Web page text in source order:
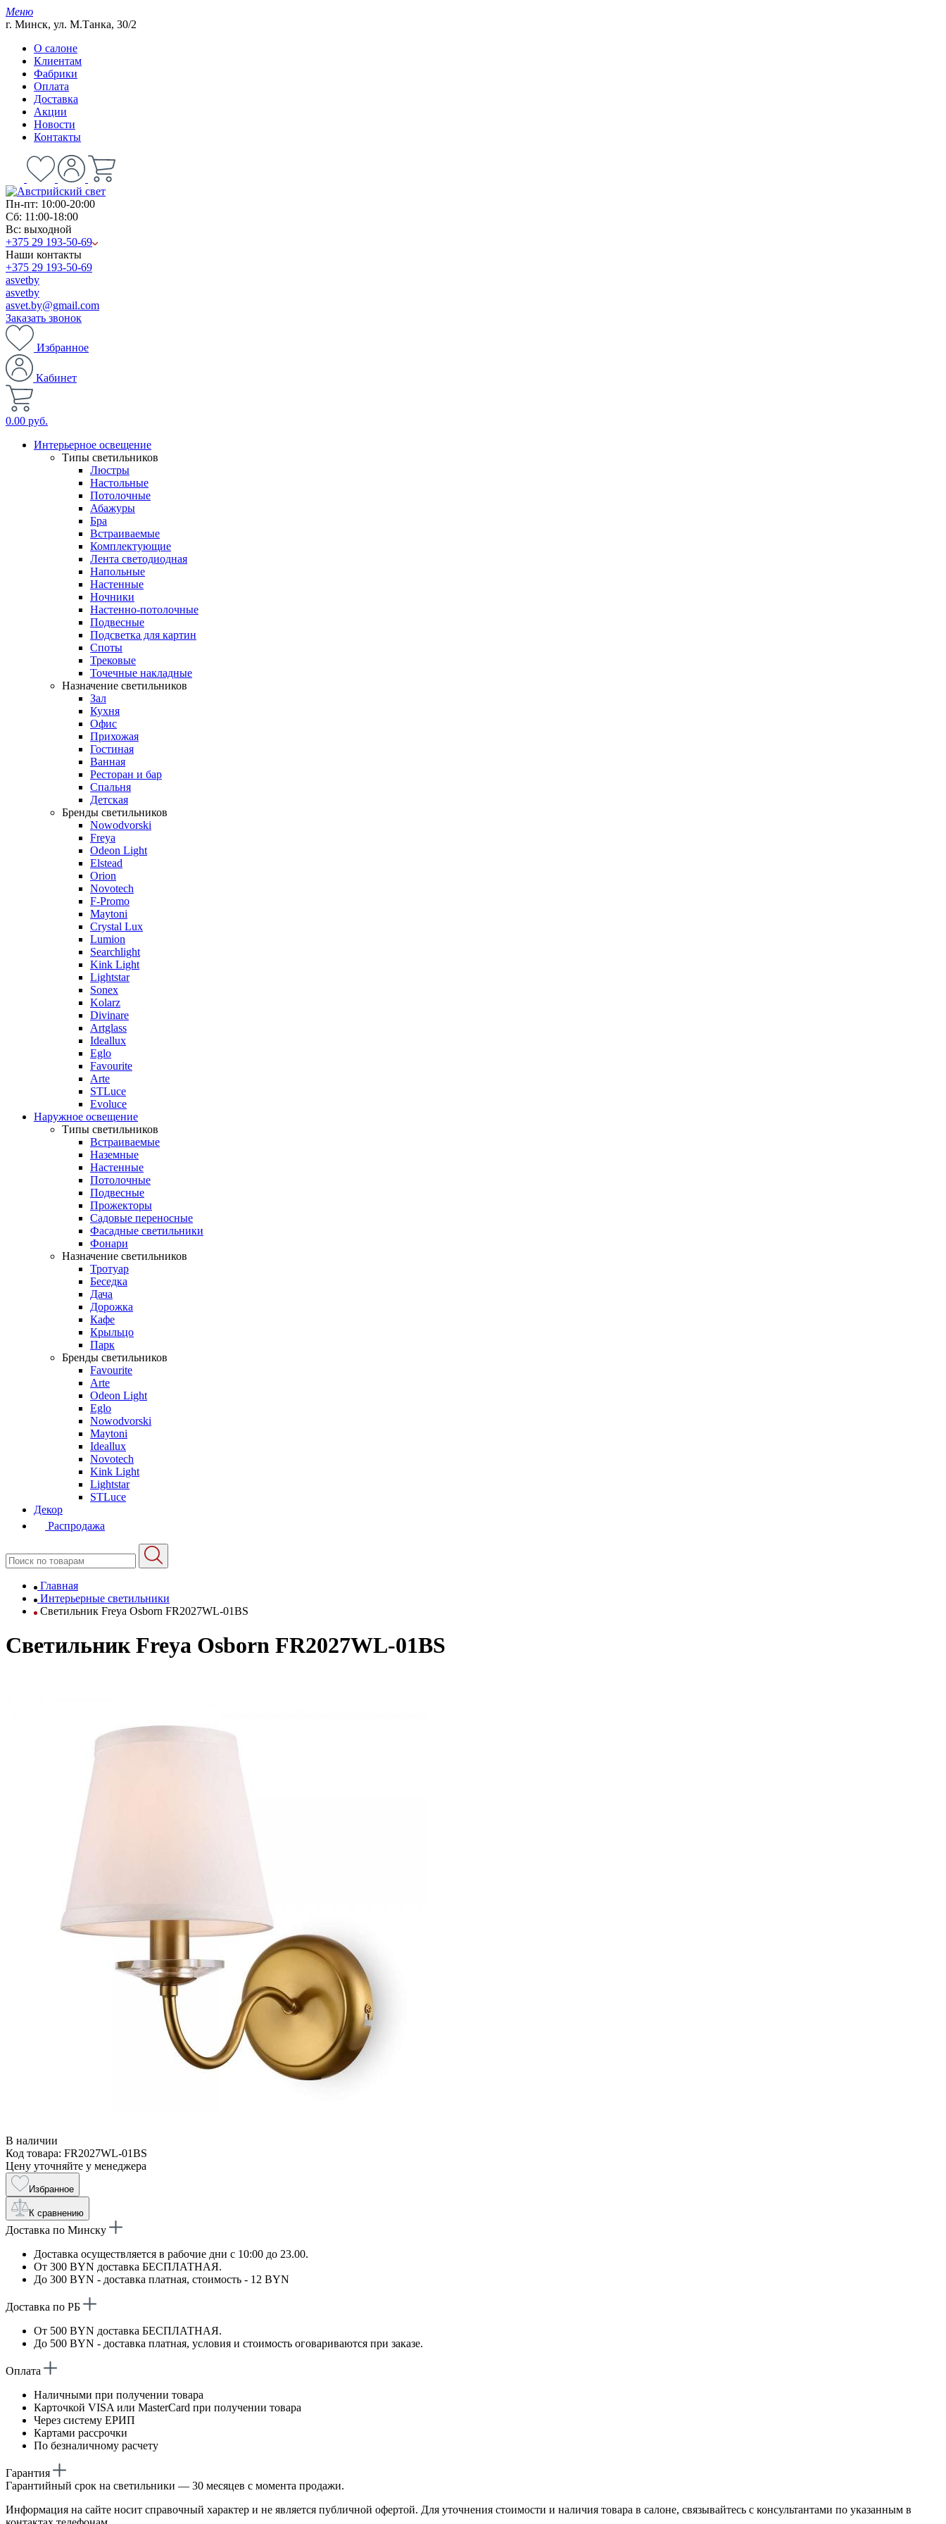
Меню
г. Минск, ул. М.Танка, 30/2
О салоне
Клиентам
Фабрики
Оплата
Доставка
Акции
Новости
Контакты
Пн-пт: 10:00-20:00
Сб: 11:00-18:00
Вс: выходной
+375 29 193-50-69
Наши контакты
+375 29 193-50-69
asvetby
asvetby
asvet.by@gmail.com
Заказать звонок
Избранное
Кабинет
0.00 руб.
Интерьерное освещение
Типы светильников
Люстры
Настольные
Потолочные
Абажуры
Бра
Встраиваемые
Комплектующие
Лента светодиодная
Напольные
Настенные
Ночники
Настенно-потолочные
Подвесные
Подсветка для картин
Споты
Трековые
Точечные накладные
Назначение светильников
Зал
Кухня
Офис
Прихожая
Гостиная
Ванная
Ресторан и бар
Спальня
Детская
Бренды светильников
Nowodvorski
Freya
Odeon Light
Elstead
Orion
Novotech
F-Promo
Maytoni
Crystal Lux
Lumion
Searchlight
Kink Light
Lightstar
Sonex
Kolarz
Divinare
Artglass
Ideallux
Eglo
Favourite
Arte
STLuce
Evoluce
Наружное освещение
Типы светильников
Встраиваемые
Наземные
Настенные
Потолочные
Подвесные
Прожекторы
Садовые переносные
Фасадные светильники
Фонари
Назначение светильников
Тротуар
Беседка
Дача
Дорожка
Кафе
Крыльцо
Парк
Бренды светильников
Favourite
Arte
Odeon Light
Eglo
Nowodvorski
Maytoni
Ideallux
Novotech
Kink Light
Lightstar
STLuce
Декор
Распродажа
Главная
Интерьерные светильники
Светильник Freya Osborn FR2027WL-01BS
Светильник Freya Osborn FR2027WL-01BS
В наличии
Код товара: FR2027WL-01BS
Цену уточняйте у менеджера
Избранное
К сравнению
Доставка по Минску
Доставка осуществляется в рабочие дни с 10:00 до 23.00.
От 300 BYN доставка БЕСПЛАТНАЯ.
До 300 BYN - доставка платная, стоимость - 12 BYN
Доставка по РБ
От 500 BYN доставка БЕСПЛАТНАЯ.
До 500 BYN - доставка платная, условия и стоимость оговариваются при заказе.
Оплата
Наличными при получении товара
Карточкой VISA или MasterCard при получении товара
Через систему ЕРИП
Картами рассрочки
По безналичному расчету
Гарантия
Гарантийный срок на светильники — 30 месяцев с момента продажи.
Информация на сайте носит справочный характер и не является публичной офертой. Для уточнения стоимости и наличия товара в салоне, связывайтесь с консультантами по указанным в